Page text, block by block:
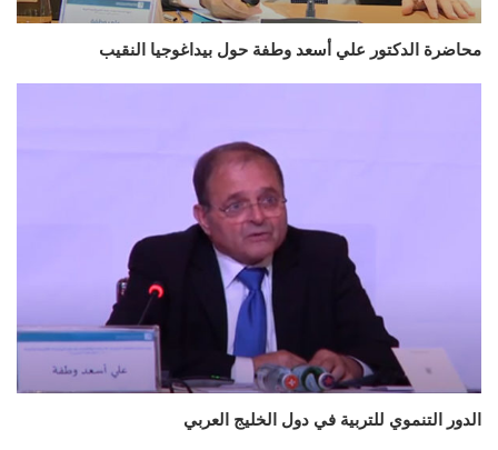
محاضرة الدكتور علي أسعد وطفة حول بيداغوجيا النقيب
الدور التنموي للتربية في دول الخليج العربي